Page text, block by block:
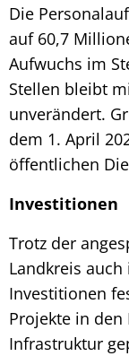
Die
auf 60,7
Aufwuchs im
Stellen bleibt
unverändert.
dem 1. April
öffentlichen
Investitionen
Trotz der
Landkreis
Investitionen
Projekte in
Infrastruktur